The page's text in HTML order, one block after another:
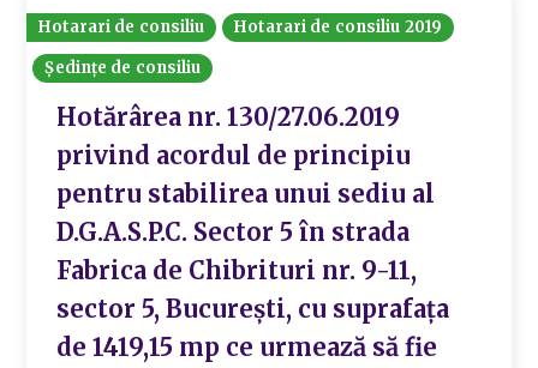
Hotarari de consiliu
Hotarari de consiliu 2019
Ședințe de consiliu
Hotărârea nr. 130/27.06.2019
privind acordul de principiu
pentru stabilirea unui sediu al
D.G.A.S.P.C. Sector 5 în strada
Fabrica de Chibrituri nr. 9-11,
sector 5, București, cu suprafața
de 1419,15 mp ce urmează să fie